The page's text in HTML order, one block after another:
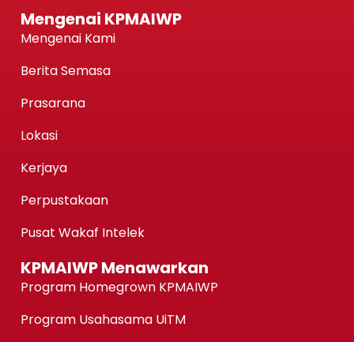
Mengenai KPMAIWP
Mengenai Kami
Berita Semasa
Prasarana
Lokasi
Kerjaya
Perpustakaan
Pusat Wakaf Intelek
KPMAIWP Menawarkan
Program Homegrown KPMAIWP
Program Usahasama UiTM